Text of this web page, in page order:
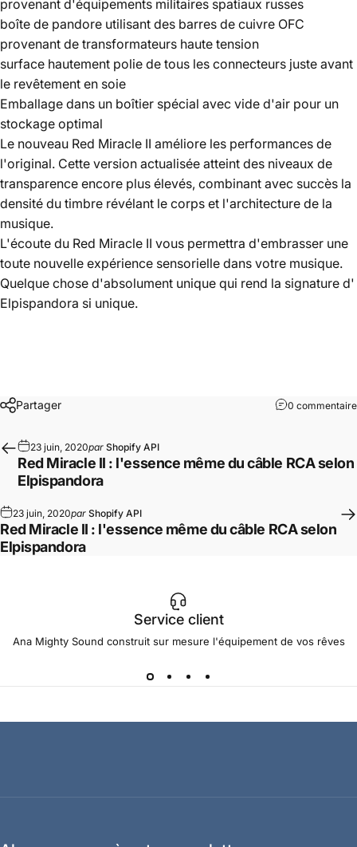
provenant d'équipements militaires spatiaux russes
boîte de pandore utilisant des barres de cuivre OFC
provenant de transformateurs haute tension
surface hautement polie de tous les connecteurs juste avant
le revêtement en soie
Emballage dans un boîtier spécial avec vide d'air pour un
stockage optimal
Le nouveau Red Miracle II améliore les performances de
l'original. Cette version actualisée atteint des niveaux de
transparence encore plus élevés, combinant avec succès la
densité du timbre révélant le corps et l'architecture de la
musique.
L'écoute du Red Miracle II vous permettra d'embrasser une
toute nouvelle expérience sensorielle dans votre musique.
Quelque chose d'absolument unique qui rend la signature d'
Elpispandora si unique.
Partager 0 commentaire
23 juin, 2020par Shopify API
Red Miracle II : l'essence même du câble RCA selon
Elpispandora
23 juin, 2020par Shopify API
Red Miracle II : l'essence même du câble RCA selon
Elpispandora
Service client
Ana Mighty Sound construit sur mesure l'équipement de vos rêves